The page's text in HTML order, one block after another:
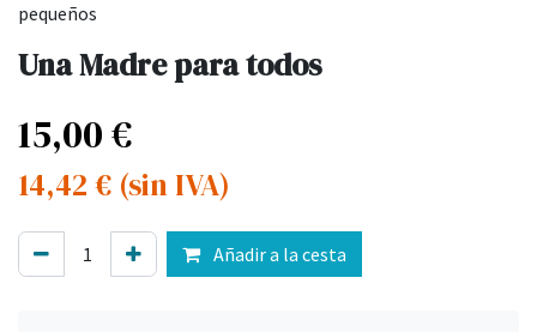
pequeños
Una Madre para todos
15,00€
14,42 € (sin IVA)
Añadir a la cesta